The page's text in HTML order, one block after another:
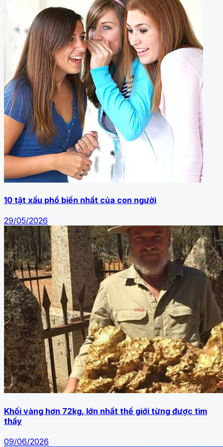
10 tật xấu phổ biến nhất của con người
29/05/2026
Khối vàng hơn 72kg, lớn nhất thế giới từng được tìm
thấy
09/06/2026